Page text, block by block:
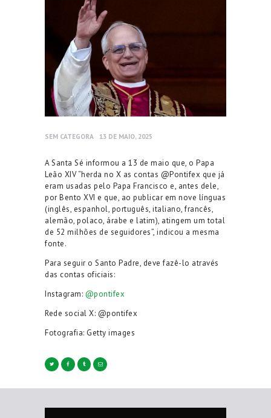
SEM CATEGORA 13 DE MAIO, 2025
A Santa Sé informou a 13 de maio que, o Papa
Leão XIV “herda no X as contas @Pontifex que já
eram usadas pelo Papa Francisco e, antes dele,
por Bento XVI e que, ao publicar em nove línguas
(inglês, espanhol, português, italiano, francês,
alemão, polaco, árabe e latim), atingem um total
de 52 milhões de seguidores”, indicou a mesma
fonte.
Para seguir o Santo Padre, deve fazê-lo através
das contas oficiais:
Instagram: @pontifex
Rede social X: @pontifex
Fotografia: Getty images